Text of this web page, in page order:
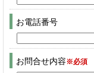
お電話番号
お問合せ内容※必須